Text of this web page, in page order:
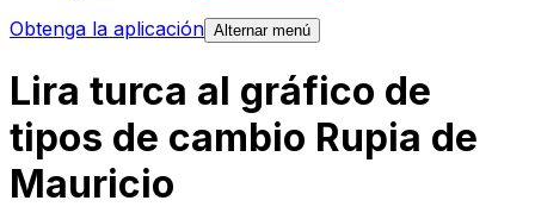
Obtenga la aplicación Alternar menú
Lira turca al gráfico de
tipos de cambio Rupia de
Mauricio